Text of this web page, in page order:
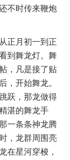
不时传来鞭炮
正月初一到正
到舞龙灯。舞
，凡是接了贴
，开始舞龙。
跃，那龙做得
湛的舞龙手
一条条神龙腾
，龙群周围亮
在星河穿梭，